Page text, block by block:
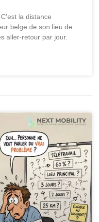
la distance
belge de son lieu de
aller-retour par jour.